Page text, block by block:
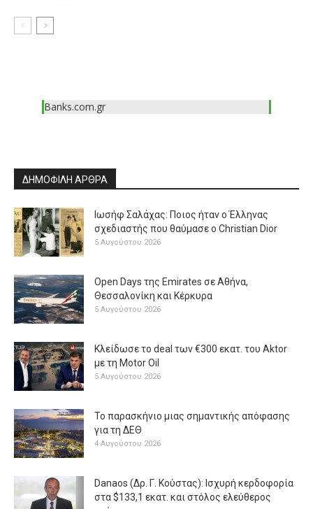
Banks.com.gr
ΔΗΜΟΦΙΛΗ ΑΡΘΡΑ
Ιωσήφ Σαλάχας: Ποιος ήταν ο Έλληνας
σχεδιαστής που θαύμασε ο Christian Dior
5 Αυγούστου 2026
Open Days της Emirates σε Αθήνα,
Θεσσαλονίκη και Κέρκυρα
5 Αυγούστου 2026
Κλείδωσε το deal των €300 εκατ. του Aktor
με τη Μotor Oil
5 Αυγούστου 2026
Το παρασκήνιο μιας σημαντικής απόφασης
για τη ΔΕΘ
4 Αυγούστου 2026
Danaos (Δρ. Γ. Κούστας): Ισχυρή κερδοφορία
στα $133,1 εκατ. και στόλος ελεύθερος